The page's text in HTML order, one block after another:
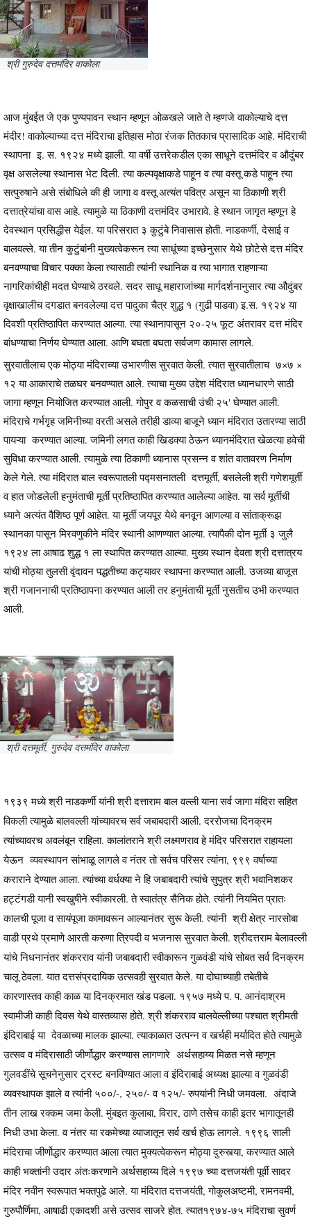
श्री गुरुदेव दत्तमंदिर वाकोला
आज मुंबईत जे एक पुण्यपावन स्थान म्हणून ओळखले जाते ते म्हणजे वाकोल्याचे दत्त
मंदीर! वाकोल्याच्या दत्त मंदिराचा इतिहास मोठा रंजक तितकाच प्रासादिक आहे. मंदिराची
स्थापना इ. स. १९२४ मध्ये झाली. या वर्षी उत्तरेकडील एका साधूने दत्तमंदिर व औदुंबर
वृक्ष असलेल्या स्थानास भेट दिली. त्या कल्पवृक्षाकडे पाहून व त्या वस्तू कडे पाहून त्या
सत्पुरुषाने असे संबोधिले की ही जागा व वस्तू अत्यंत पवित्र असून या ठिकाणी श्री
दत्तात्रेयांचा वास आहे. त्यामुळे या ठिकाणी दत्तमंदिर उभारावे. हे स्थान जागृत म्हणून हे
देवस्थान प्रसिद्धीस येईल. या परिसरात ३ कुटुंबे निवासास होती. नाडकर्णी, देसाई व
बालवल्ले. या तीन कुटुंबांनी मुख्यत्वेकरून त्या साधूंच्या इच्छेनुसार येथे छोटेसे दत्त मंदिर
बनवण्याचा विचार पक्का केला त्यासाठी त्यांनी स्थानिक व त्या भागात राहणाऱ्या
नागरिकांचीही मदत घेण्याचे ठरवले. सदर साधू महाराजांच्या मार्गदर्शनानुसार त्या औदुंबर
वृक्षाखालीच दगडात बनवलेल्या दत्त पादुका चैत्र शुद्ध १ (गुढी पाडवा) इ.स. १९२४ या
दिवशी प्रतिष्ठापित करण्यात आल्या. त्या स्थानापासून २०-२५ फूट अंतरावर दत्त मंदिर
बांधण्याचा निर्णय घेण्यात आला. आणि बघता बघता सर्वजण कामास लागले.
सुरवातीलाच एक मोठ्या मंदिराच्या उभारणीस सुरवात केली. त्यात सुरवातीलाच ७×७ ×
१२ या आकाराचे तळघर बनवण्यात आले. त्याचा मुख्य उद्देश मंदिरात ध्यानधारणे साठी
जागा म्हणून नियोजित करण्यात आली. गोपुर व कळसाची उंची २५' घेण्यात आली.
मंदिराचे गर्भगृह जमिनीच्या वरती असले तरीही डाव्या बाजूने ध्यान मंदिरात उतारण्या साठी
पायऱ्या करण्यात आल्या. जमिनी लगत काही खिडक्या ठेऊन ध्यानमंदिरात खेळत्या हवेची
सुविधा करण्यात आली. त्यामुळे त्या ठिकाणी ध्यानास प्रसन्न व शांत वातावरण निर्माण
केले गेले. त्या मंदिरात बाल स्वरूपातली पद्मसनातली दत्तमूर्ती, बसलेली श्री गणेशमूर्ती
व हात जोडलेली हनुमंताची मूर्ती प्रतिष्ठापित करण्यात आलेल्या आहेत. या सर्व मूर्तींची
ध्याने अत्यंत वैशिष्ठ पूर्ण आहेत. या मूर्ती जयपूर येथे बनवून आणल्या व सांताक्रूझ
स्थानका पासून मिरवणुकीने मंदिर स्थानी आणण्यात आल्या. त्यापैकी दोन मूर्ती ३ जुलै
१९२४ ला आषाढ शुद्ध १ ला स्थापित करण्यात आल्या. मुख्य स्थान देवता श्री दत्तात्रय
यांची मोठ्या तुलसी वृंदावन पद्धतीच्या कट्यावर स्थापना करण्यात आली. उजव्या बाजूस
श्री गजाननाची प्रतिष्ठापना करण्यात आली तर हनुमंताची मूर्ती नुसतीच उभी करण्यात
आली.
श्री दत्तमूर्ती, गुरुदेव दत्तमंदिर वाकोला
१९३९ मध्ये श्री नाडकर्णी यांनी श्री दत्ताराम बाल वल्ली याना सर्व जागा मंदिरा सहित
विकली त्यामुळे बालवल्ली यांच्यावरच सर्व जबाबदारी आली. दररोजचा दिनक्रम
त्यांच्यावरच अवलंबून राहिला. कालांतराने श्री लक्ष्मणराव हे मंदिर परिसरात राहायला
येऊन व्यवस्थापन सांभाळू लागले व नंतर तो सर्वच परिसर त्यांना, ९९९ वर्षाच्या
कराराने देण्यात आला. त्यांच्या वर्धक्या ने हि जबाबदारी त्यांचे सुपुत्र श्री भवानिशकर
हट्टंगडी यानी स्वखुषीने स्वीकारली. ते स्वातंत्र सैनिक होते. त्यांनी नियमित प्रातः
कालची पूजा व सायंपूजा कामावरून आल्यानंतर सुरू केली. त्यांनी श्री क्षेत्र नारसोबा
वाडी प्रथे प्रमाणे आरती करुणा त्रिपदी व भजनास सुरवात केली. श्रीदत्तराम बेलावल्ली
यांचे निधनानंतर शंकरराव यांनी जबाबदारी स्वीकारून गुळवंडी यांचे सोबत सर्व दिनक्रम
चालू ठेवला. यात दत्तसंप्रदायिक उत्सवही सुरवात केले. या दोघाच्याही तबेतीचे
कारणास्तव काही काळ या दिनक्रमात खंड पडला. १९५७ मध्ये प. प. आनंदाश्रम
स्वामीजी काही दिवस येथे वास्तव्यास होते. श्री शंकरराव बालवेल्लीच्या पश्चात श्रीमती
इंदिराबाई या देवळाच्या मालक झाल्या. त्याकाळात उत्पन्न व खर्चही मर्यादित होते त्यामुळे
उत्सव व मंदिरासाठी जीर्णोद्धार करण्यास लागणारे अर्थसहाय्य मिळत नसे म्हणून
गुलवडींचे सूचनेनुसार ट्रस्ट बनविण्यात आला व इंदिराबाई अध्यक्ष झाल्या व गुळवंडी
व्यवस्थापक झाले व त्यांनी ५००/-, २५०/- व १२५/- रुपयांनी निधी जमवला. अंदाजे
तीन लाख रक्कम जमा केली. मुंबइत कुलाबा, विरार, ठाणे तसेच काही इतर भागातूनही
निधी उभा केला. व नंतर या रकमेच्या व्याजातून सर्व खर्च होऊ लागले. १९९६ साली
मंदिराचा जीर्णोद्धार करण्यात आला त्यात मुक्यत्वेकरून मोठ्या दुरुस्त्या, करण्यात आले
काही भक्तांनी उदार अंतःकरणाने अर्थसहाय्य दिले १९९७ च्या दत्तजयंती पूर्वी सादर
मंदिर नवीन स्वरूपात भक्तपुढे आले. या मंदिरात दत्तजयंती, गोकुलअष्टमी, रामनवमी,
गुरुपौर्णिमा, आषाढी एकादशी असे उत्सव साजरे होत. त्यात१९७४-७५ मंदिराचा सुवर्ण